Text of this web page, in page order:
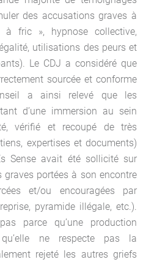
des accusations graves à
à fric », hypnose collective,
utilisations des peurs et
Le CDJ a considéré que
sourcée et conforme
a ainsi relevé que les
d’une immersion au sein
vérifié et recoupé de très
expertises et documents)
Sense avait été sollicité sur
graves portées à son encontre
et/ou encouragées par
pyramide illégale, etc.).
parce qu’une production
ne respecte pas la
rejeté les autres griefs